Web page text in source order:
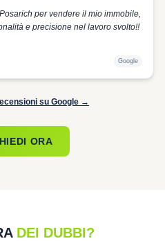
per vendere il mio immobile,
e precisione nel lavoro svolto!!
Google
su Google →
ORA
DEI DUBBI?